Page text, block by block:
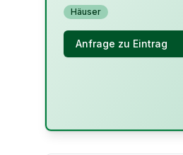
Häuser
Anfrage zu Eintrag